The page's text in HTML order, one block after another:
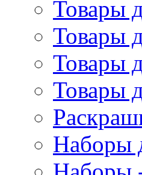
Товары
Товары
Товары
Товары
Наборы